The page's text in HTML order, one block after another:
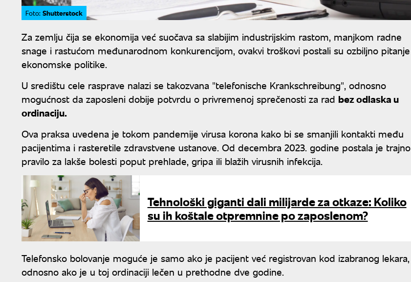
Foto: Shutterstock
Za zemlju čija se ekonomija već suočava sa slabijim industrijskim rastom, manjkom radne
snage i rastućom međunarodnom konkurencijom, ovakvi troškovi postali su ozbiljno pitanje
ekonomske politike.
U središtu cele rasprave nalazi se takozvana "telefonische Krankschreibung", odnosno
mogućnost da zaposleni dobije potvrdu o privremenoj sprečenosti za rad bez odlaska u
ordinaciju.
Ova praksa uvedena je tokom pandemije virusa korona kako bi se smanjili kontakti među
pacijentima i rasteretile zdravstvene ustanove. Od decembra 2023. godine postala je trajno
pravilo za lakše bolesti poput prehlade, gripa ili blažih virusnih infekcija.
Tehnološki giganti dali milijarde za otkaze: Koliko
su ih koštale otpremnine po zaposlenom?
Telefonsko bolovanje moguće je samo ako je pacijent već registrovan kod izabranog lekara,
odnosno ako je u toj ordinaciji lečen u prethodne dve godine.